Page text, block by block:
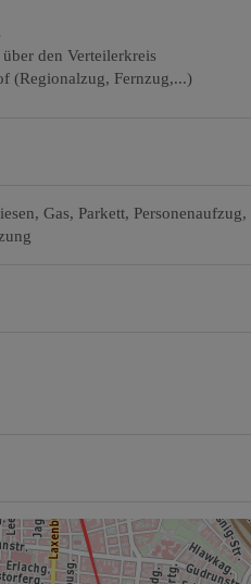
den Verteilerkreis
(Regionalzug, Fernzug,...)
Gas Parkett Personenaufzug